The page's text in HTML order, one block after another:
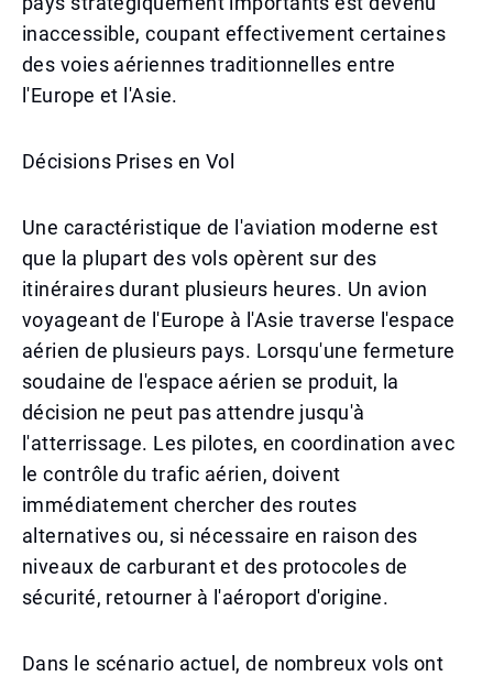
inaccessible, coupant effectivement certaines
des voies aériennes traditionnelles entre
l'Europe et l'Asie.
Décisions Prises en Vol
Une caractéristique de l'aviation moderne est
que la plupart des vols opèrent sur des
itinéraires durant plusieurs heures. Un avion
voyageant de l'Europe à l'Asie traverse l'espace
aérien de plusieurs pays. Lorsqu'une fermeture
soudaine de l'espace aérien se produit, la
décision ne peut pas attendre jusqu'à
l'atterrissage. Les pilotes, en coordination avec
le contrôle du trafic aérien, doivent
immédiatement chercher des routes
alternatives ou, si nécessaire en raison des
niveaux de carburant et des protocoles de
sécurité, retourner à l'aéroport d'origine.
Dans le scénario actuel, de nombreux vols ont